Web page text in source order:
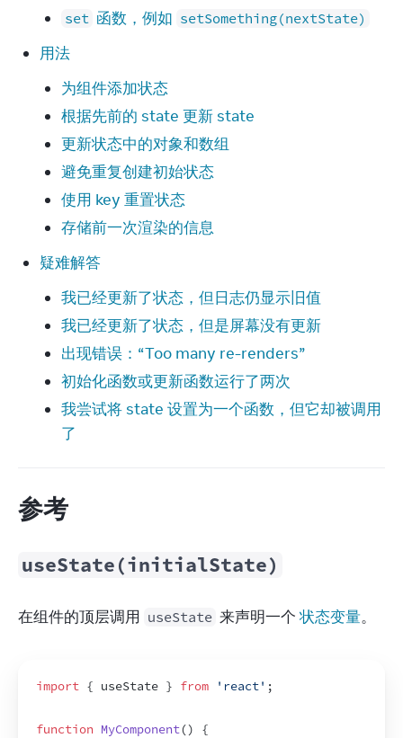
set 函数，例如 setSomething(nextState)
用法
为组件添加状态
根据先前的 state 更新 state
更新状态中的对象和数组
避免重复创建初始状态
使用 key 重置状态
存储前一次渲染的信息
疑难解答
我已经更新了状态，但日志仍显示旧值
我已经更新了状态，但是屏幕没有更新
出现错误：“Too many re-renders”
初始化函数或更新函数运行了两次
我尝试将 state 设置为一个函数，但它却被调用
了
参考
useState(initialState)
在组件的顶层调用 useState 来声明一个 状态变量。
import { useState } from 'react' ;
function MyComponent()
{